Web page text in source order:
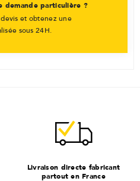
demande particulière ?
et obtenez une
sous 24H.
Livraison directe fabricant
partout en France